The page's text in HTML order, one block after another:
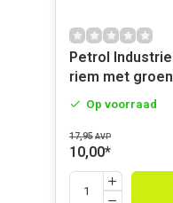
Petrol
riem met
Op voorraad
17,95 AVP
10,00*